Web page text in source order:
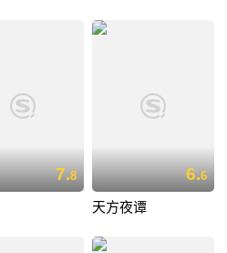
7.8 6.6
天方夜谭